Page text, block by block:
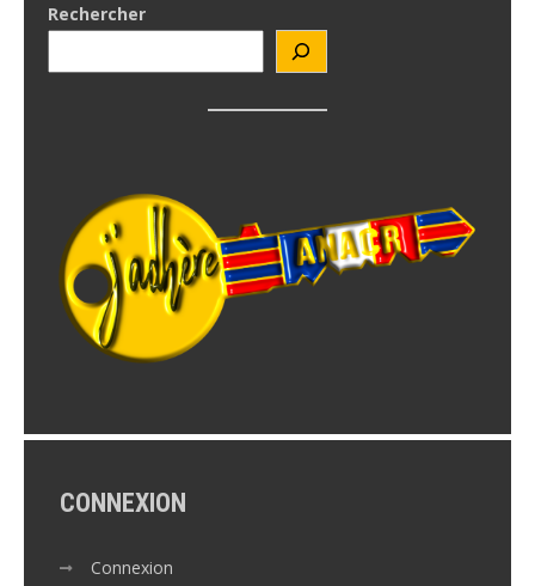
Rechercher
CONNEXION
Connexion